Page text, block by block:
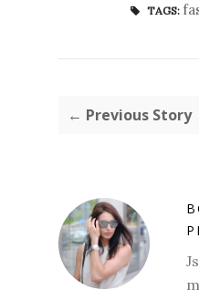
TAGS:
← Previous Story